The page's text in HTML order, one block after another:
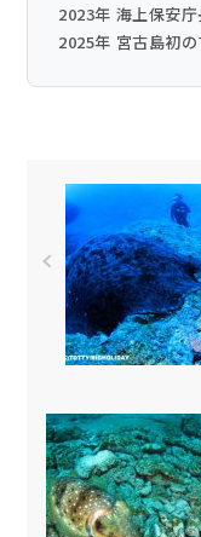
2023年 海上保安庁
2025年 宮古島初